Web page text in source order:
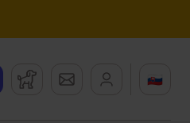
Strážny pesSprávy 🇸🇰